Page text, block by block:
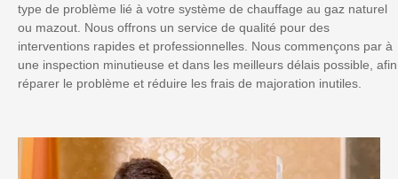
type de problème lié à votre système de chauffage au gaz naturel
ou mazout. Nous offrons un service de qualité pour des
interventions rapides et professionnelles. Nous commençons par à
une inspection minutieuse et dans les meilleurs délais possible, afin
réparer le problème et réduire les frais de majoration inutiles.